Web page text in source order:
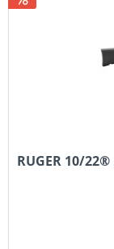
RUGER 10/22®